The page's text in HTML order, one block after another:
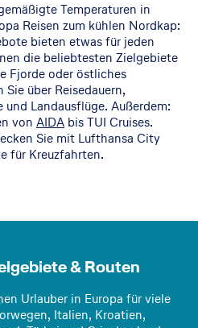
Temperaturen in
Reisen zum kühlen Nordkap:
bieten etwas für jeden
die beliebtesten Zielgebiete
Fjorde oder östliches
über Reisedauern,
Landausflüge. Außerdem:
von AIDA bis TUI Cruises.
Sie mit Lufthansa City
für Kreuzfahrten.
& Routen
Urlauber in Europa für viele
Italien, Kroatien,